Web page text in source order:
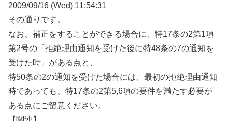
2009/09/16 (Wed) 11:54:31
その通りです。
なお、補正をすることができる場合に、特17条の2第1項
第2号の「拒絶理由通知を受けた後に特48条の7の通知を
受けた時」がある点と、
特50条の2の通知を受けた場合には、最初の拒絶理由通知
時であっても、特17条の2第5,6項の要件を満たす必要が
ある点にご留意ください。